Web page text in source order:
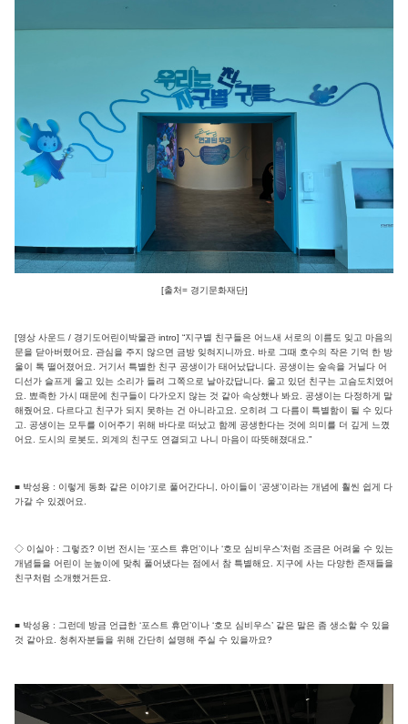
[출처= 경기문화재단]
[영상 사운드 / 경기도어린이박물관 intro] “지구별 친구들은 어느새 서로의 이름도 잊고 마음의
문을 닫아버렸어요. 관심을 주지 않으면 금방 잊혀지니까요. 바로 그때 호수의 작은 기억 한 방
울이 톡 떨어졌어요. 거기서 특별한 친구 공생이가 태어났답니다. 공생이는 숲속을 거닐다 어
디선가 슬프게 울고 있는 소리가 들려 그쪽으로 날아갔답니다. 울고 있던 친구는 고슴도치였어
요. 뾰족한 가시 때문에 친구들이 다가오지 않는 것 같아 속상했나 봐요. 공생이는 다정하게 말
해줬어요. 다르다고 친구가 되지 못하는 건 아니라고요. 오히려 그 다름이 특별함이 될 수 있다
고. 공생이는 모두를 이어주기 위해 바다로 떠났고 함께 공생한다는 것에 의미를 더 깊게 느꼈
어요. 도시의 로봇도, 외계의 친구도 연결되고 나니 마음이 따뜻해졌대요.”
■ 박성용 : 이렇게 동화 같은 이야기로 풀어간다니, 아이들이 ‘공생’이라는 개념에 훨씬 쉽게 다
가갈 수 있겠어요.
◇ 이실아 : 그렇죠? 이번 전시는 ‘포스트 휴먼’이나 ‘호모 심비우스’처럼 조금은 어려울 수 있는
개념들을 어린이 눈높이에 맞춰 풀어냈다는 점에서 참 특별해요. 지구에 사는 다양한 존재들을
친구처럼 소개했거든요.
■ 박성용 : 그런데 방금 언급한 ‘포스트 휴먼’이나 ‘호모 심비우스’ 같은 말은 좀 생소할 수 있을
것 같아요. 청취자분들을 위해 간단히 설명해 주실 수 있을까요?